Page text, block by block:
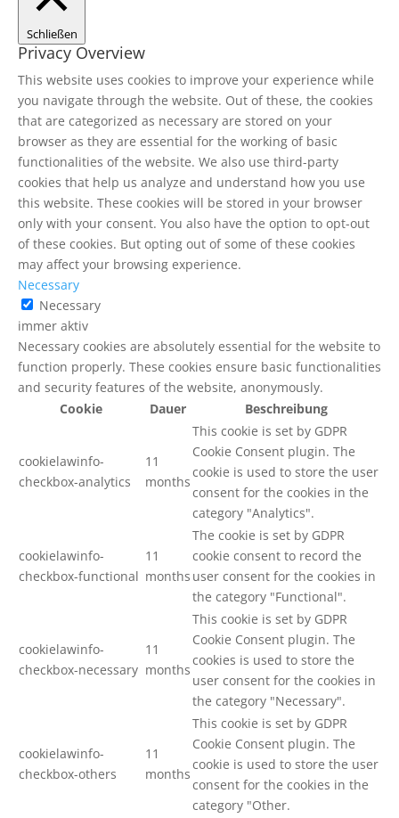
Schließen
Privacy Overview
This website uses cookies to improve your experience while
you navigate through the website. Out of these, the cookies
that are categorized as necessary are stored on your
browser as they are essential for the working of basic
functionalities of the website. We also use third-party
cookies that help us analyze and understand how you use
this website. These cookies will be stored in your browser
only with your consent. You also have the option to opt-out
of these cookies. But opting out of some of these cookies
may affect your browsing experience.
Necessary
Necessary
immer aktiv
Necessary cookies are absolutely essential for the website to
function properly. These cookies ensure basic functionalities
and security features of the website, anonymously.
Cookie
Dauer Beschreibung
cookielawinfo-
checkbox-analytics
11
months
This cookie is set by GDPR
Cookie Consent plugin. The
cookie is used to store the user
consent for the cookies in the
category "Analytics".
cookielawinfo-
checkbox-functional
11
months
The cookie is set by GDPR
cookie consent to record the
user consent for the cookies in
the category "Functional".
cookielawinfo-
checkbox-necessary
11
months
This cookie is set by GDPR
Cookie Consent plugin. The
cookies is used to store the
user consent for the cookies in
the category "Necessary".
cookielawinfo-
checkbox-others
11
months
This cookie is set by GDPR
Cookie Consent plugin. The
cookie is used to store the user
consent for the cookies in the
category "Other.